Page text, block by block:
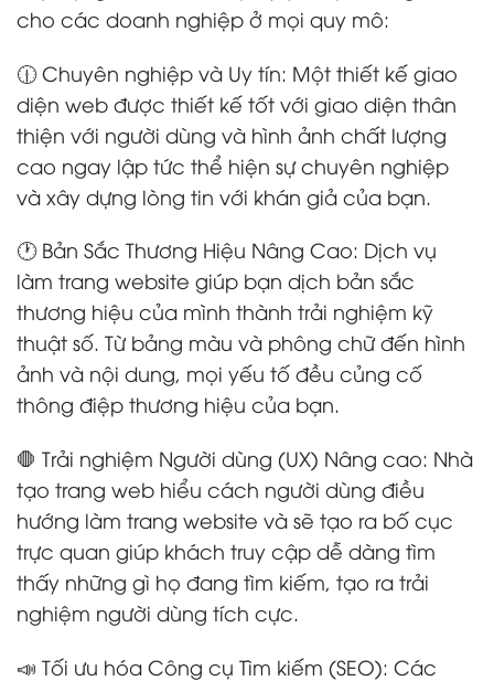
cho các doanh nghiệp ở mọi quy mô:
🕧 Chuyên nghiệp và Uy tín: Một thiết kế giao
diện web được thiết kế tốt với giao diện thân
thiện với người dùng và hình ảnh chất lượng
cao ngay lập tức thể hiện sự chuyên nghiệp
và xây dựng lòng tin với khán giả của bạn.
🕐 Bản Sắc Thương Hiệu Nâng Cao: Dịch vụ
làm trang website giúp bạn dịch bản sắc
thương hiệu của mình thành trải nghiệm kỹ
thuật số. Từ bảng màu và phông chữ đến hình
ảnh và nội dung, mọi yếu tố đều củng cố
thông điệp thương hiệu của bạn.
🛑 Trải nghiệm Người dùng (UX) Nâng cao: Nhà
tạo trang web hiểu cách người dùng điều
hướng làm trang website và sẽ tạo ra bố cục
trực quan giúp khách truy cập dễ dàng tìm
thấy những gì họ đang tìm kiếm, tạo ra trải
nghiệm người dùng tích cực.
📣 Tối ưu hóa Công cụ Tìm kiếm (SEO): Các